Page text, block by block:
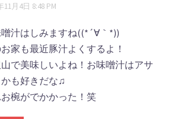
11月4日 8:48 PM
汁はしみますね((*´∀｀*))
家も最近豚汁よくするよ！
で美味しいよね！お味噌汁はアサ
かも好きだな♫
椀がでかかった！笑